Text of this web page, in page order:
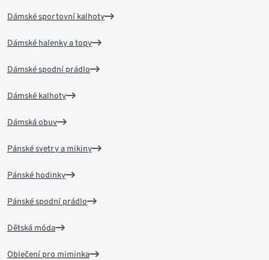
Dámské sportovní kalhoty
Dámské halenky a topy
Dámské spodní prádlo
Dámské kalhoty
Dámská obuv
Pánské svetry a mikiny
Pánské hodinky
Pánské spodní prádlo
Dětská móda
Oblečení pro miminka